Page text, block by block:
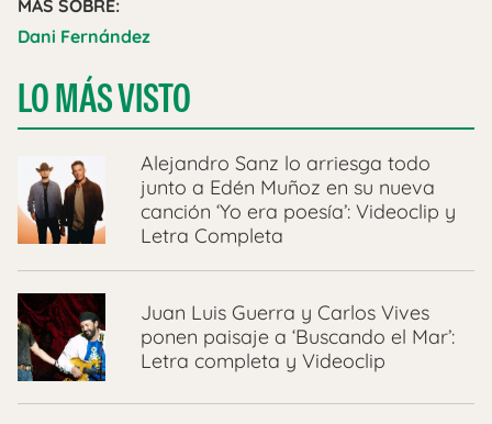
MÁS SOBRE:
Dani Fernández
LO MÁS VISTO
Alejandro Sanz lo arriesga todo
junto a Edén Muñoz en su nueva
canción ‘Yo era poesía’: Videoclip y
Letra Completa
Juan Luis Guerra y Carlos Vives
ponen paisaje a ‘Buscando el Mar’:
Letra completa y Videoclip